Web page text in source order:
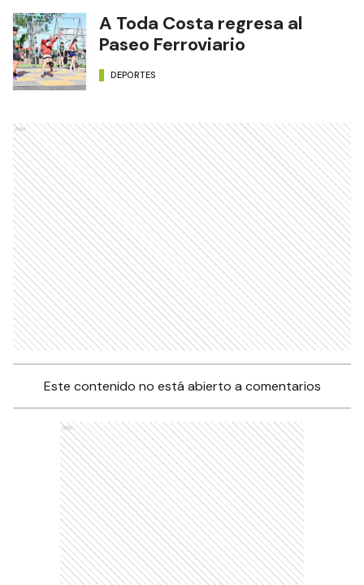
A Toda Costa regresa al
Paseo Ferroviario
DEPORTES
Ads
Este contenido no está abierto a comentarios
Ads